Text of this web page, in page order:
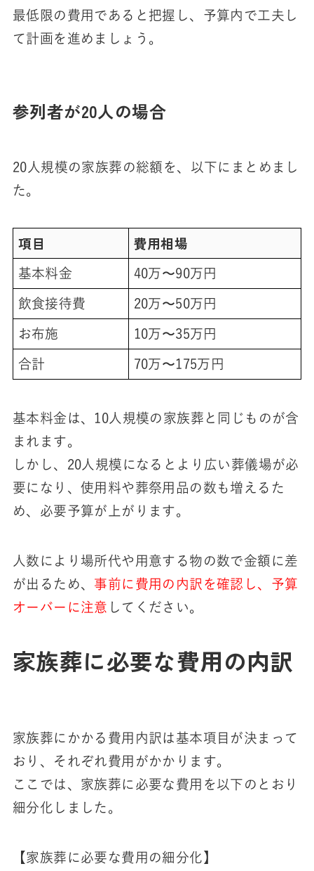
最低限の費用であると把握し、予算内で工夫し
て計画を進めましょう。
参列者が20人の場合
20人規模の家族葬の総額を、以下にまとめまし
た。
項目 費用相場
基本料金 40万〜90万円
飲食接待費 20万〜50万円
お布施 10万〜35万円
合計 70万〜175万円
基本料金は、10人規模の家族葬と同じものが含
まれます。
しかし、20人規模になるとより広い葬儀場が必
要になり、使用料や葬祭用品の数も増えるた
め、必要予算が上がります。
人数により場所代や用意する物の数で金額に差
が出るため、 事前に費用の内訳を確認し、予算
オーバーに注意 してください。
家族葬に必要な費用の内訳
家族葬にかかる費用内訳は基本項目が決まって
おり、それぞれ費用がかかります。
ここでは、家族葬に必要な費用を以下のとおり
細分化しました。
【家族葬に必要な費用の細分化】